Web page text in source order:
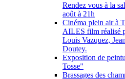
Rendez vous à la
août à 21h
Cinéma plein air à
AILES film réalisé
Louis Vazquez,
Doutey.
Exposition de
Tosse"
Brassages des